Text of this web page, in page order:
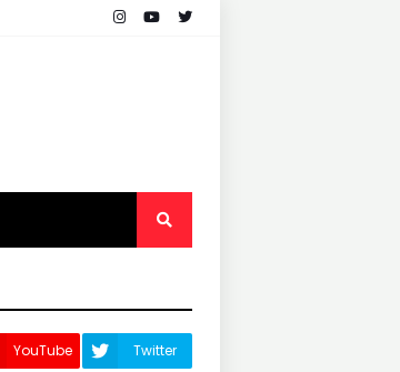
YouTube Twitter